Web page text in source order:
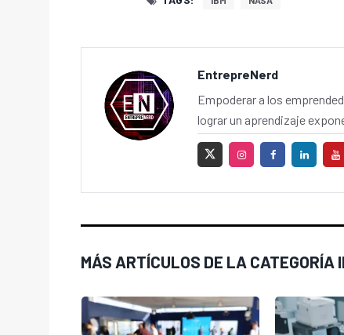
EntrepreNerd
Empoderar a los
lograr un aprendizaje
MÁS ARTÍCULOS DE LA CATEGORÍA